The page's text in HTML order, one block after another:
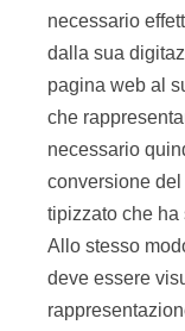
necessario
dalla sua
pagina web al
che
necessario
conversione
tipizzato che ha
Allo stesso
deve essere